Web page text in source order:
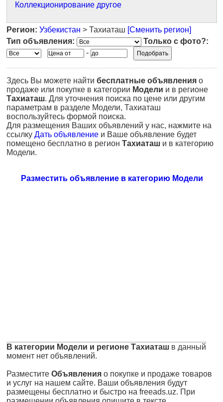
Коллекционирование другое
Регион: Узбекистан > Тахиаташ [Сменить регион]
Тип объявления:
Только с фото?:
-
Здесь Вы можете найти бесплатные объявления о
продаже или покупке в категории Модели и в регионе
Тахиаташ. Для уточнения поиска по цене или другим
параметрам в разделе Модели, Тахиаташ
воспользуйтесь формой поиска.
Для размещения Ваших объявлений у нас, нажмите на
ссылку Дать объявление и Ваше объявление будет
помещено бесплатно в регион Тахиаташ и в категорию
Модели.
Разместить объявление в категорию Модели
В категории Модели и регионе Тахиаташ в данный
момент нет объявлений.
Разместите Объявления о покупке и продаже товаров
и услуг на нашем сайте. Ваши объявления будут
размещены бесплатно и быстро на freeads.uz. При